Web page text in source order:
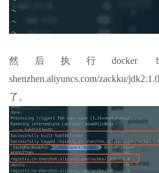
然后执行docker
shenzhen.aliyuncs.com/zackku/
了。